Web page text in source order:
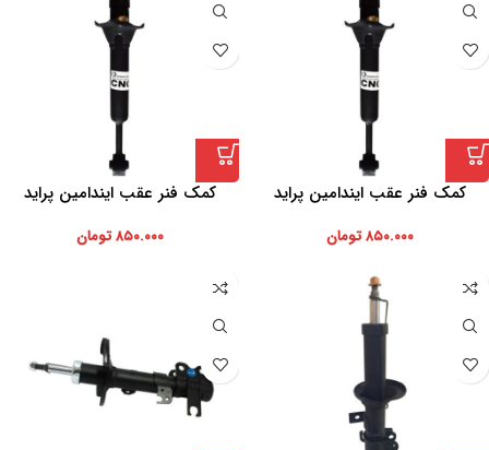
کمک فنر عقب ایندامین پراید
۸۵۰.۰۰۰ تومان
کمک فنر عقب ایندامین پراید
۸۵۰.۰۰۰ تومان